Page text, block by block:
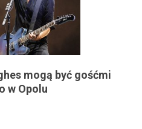
mogą być gośćmi
w Opolu